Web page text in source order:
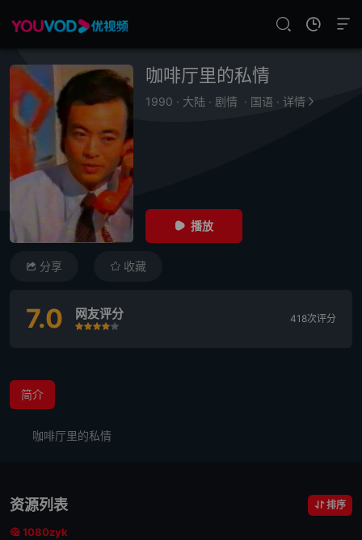
咖啡厅里的私情
1990 · 大陆 · 剧情 · 国语 · 详情
播放
分享 收藏
7.0 网友评分
很差较差还行
推荐
力荐
418次评分
简介
咖啡厅里的私情
资源列表 排序
1080zyk